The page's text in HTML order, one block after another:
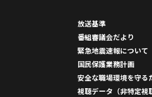
放送基準
番組審議会だより
緊急地震速報について
国民保護業務計画
安全な職場環境を守る
視聴データ（非特定視